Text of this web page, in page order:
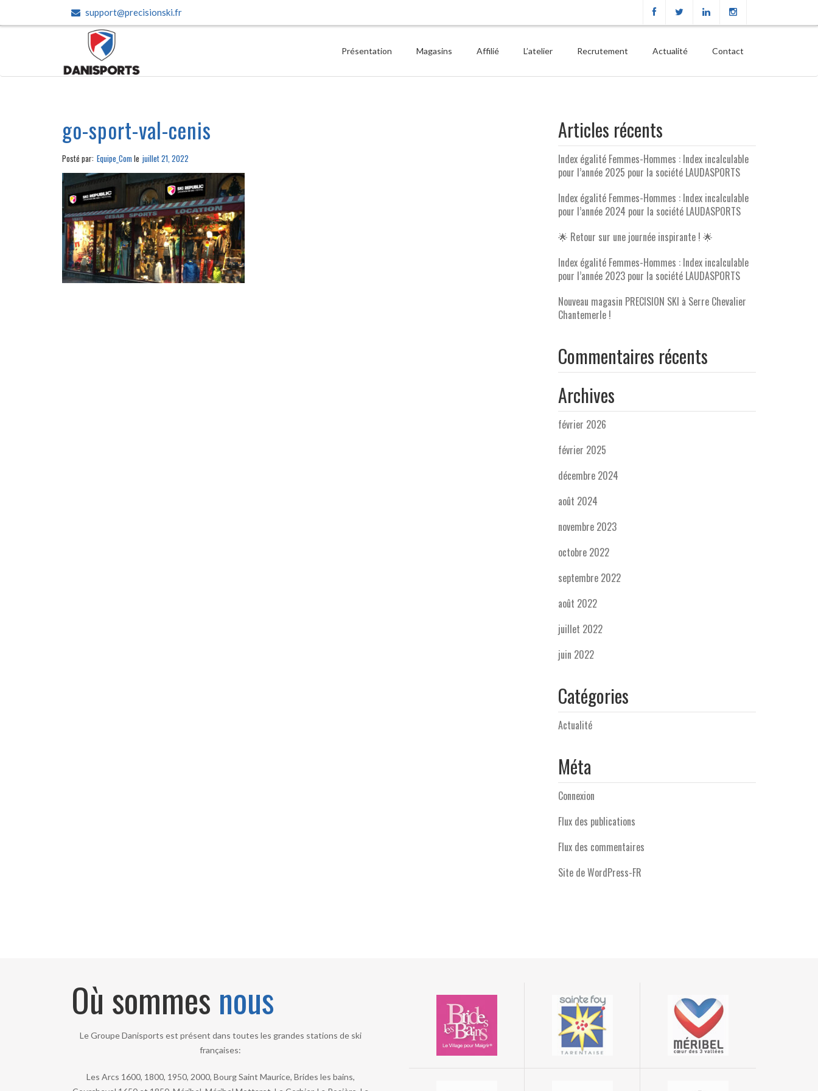
support@precisionski.fr
Présentation Magasins Affilié L’atelier Recrutement Actualité Contact
go-sport-val-cenis
Posté par: Equipe_Com le juillet 21, 2022
Articles récents
Index égalité Femmes-Hommes : Index incalculable
pour l’année 2025 pour la société LAUDASPORTS
Index égalité Femmes-Hommes : Index incalculable
pour l’année 2024 pour la société LAUDASPORTS
🌟 Retour sur une journée inspirante ! 🌟
Index égalité Femmes-Hommes : Index incalculable
pour l’année 2023 pour la société LAUDASPORTS
Nouveau magasin PRECISION SKI à Serre Chevalier
Chantemerle !
Commentaires récents
Archives
février 2026
février 2025
décembre 2024
août 2024
novembre 2023
octobre 2022
septembre 2022
août 2022
juillet 2022
juin 2022
Catégories
Actualité
Méta
Connexion
Flux des publications
Flux des commentaires
Site de WordPress-FR
Où sommes nous
Le Groupe Danisports est présent dans toutes les grandes stations de ski
françaises:
Les Arcs 1600, 1800, 1950, 2000, Bourg Saint Maurice, Brides les bains,